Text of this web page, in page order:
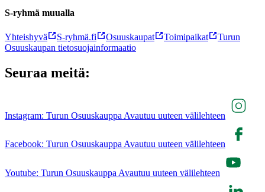
S-ryhmä muualla
Yhteishyvä S-ryhmä.fi Osuuskaupat Toimipaikat
Turun
Osuuskaupan tietosuojainformaatio
Seuraa meitä:
Instagram: Turun Osuuskauppa Avautuu uuteen välilehteen
Facebook: Turun Osuuskauppa Avautuu uuteen välilehteen
Youtube: Turun Osuuskauppa Avautuu uuteen välilehteen